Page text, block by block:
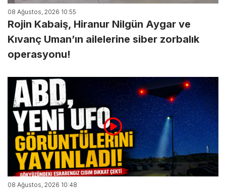
08 Ağustos, 2026 10:55
Rojin Kabaiş, Hiranur Nilgün Aygar ve
Kıvanç Uman’ın ailelerine siber zorbalık
operasyonu!
08 Ağustos, 2026 10:48